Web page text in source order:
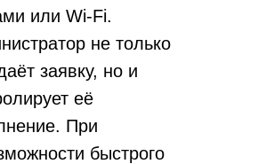
или Wi-Fi.
не только
заявку, но и
её
При
быстрого